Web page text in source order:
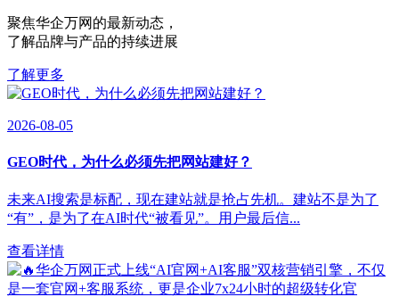
聚焦华企万网的最新动态 ，
了解品牌与产品的持续进展
了解更多
2026-08-05
GEO时代，为什么必须先把网站建好？
未来AI搜索是标配，现在建站就是抢占先机。建站不是为了
“有”，是为了在AI时代“被看见”。用户最后信...
查看详情